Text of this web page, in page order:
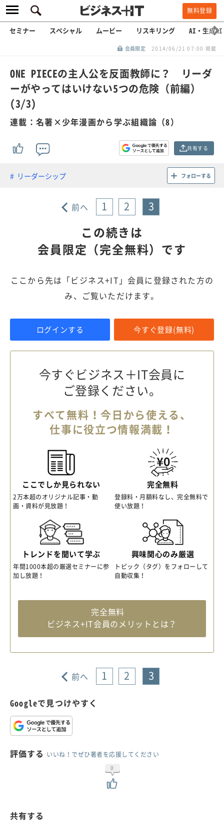
無料登録
セミナー スペシャル ムービー リスキリング AI・生成AI
会員限定 2014/06/21 07:00 掲載
ONE PIECEの主人公を反面教師に？ リーダ
ーがやってはいけない5つの危険（前編）
(3/3)
連載：名著×少年漫画から学ぶ組織論（8）
共有する
リーダーシップ フォローする
前へ 1 2 3
この続きは
会員限定（完全無料）です
ここから先は「ビジネス+IT」会員に登録された方の
み、ご覧いただけます。
ログインする 今すぐ登録(無料)
今すぐビジネス＋IT会員に
ご登録ください。
すべて無料！今日から使える、
仕事に役立つ情報満載！
ここでしか見られない
2万本超のオリジナル記事・動
画・資料が見放題！
完全無料
登録料・月額料なし、完全無料で
使い放題！
トレンドを聞いて学ぶ
年間1000本超の厳選セミナーに参
加し放題！
興味関心のみ厳選
トピック（タグ）をフォローして
自動収集！
完全無料
ビジネス+IT会員のメリットとは？
前へ 1 2 3
Googleで見つけやすく
評価する いいね！でぜひ著者を応援してください
0
共有する